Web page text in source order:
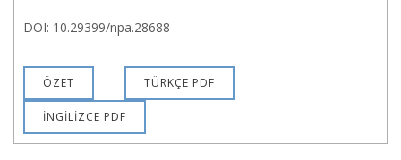
DOI: 10.29399/npa.28688
ÖZET TÜRKÇE PDF
İNGİLİZCE PDF